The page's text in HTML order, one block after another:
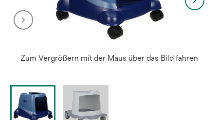
Zum Vergrößern mit der Maus über das Bild fahren